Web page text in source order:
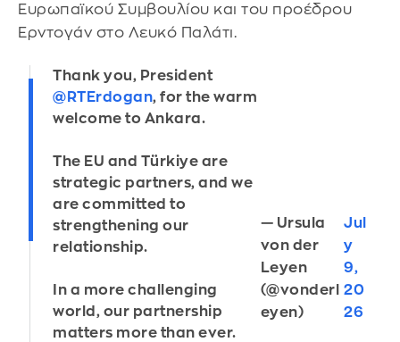
Ευρωπαϊκού Συμβουλίου και του προέδρου
Ερντογάν στο Λευκό Παλάτι.
Thank you, President
@RTErdogan, for the warm
welcome to Ankara.
The EU and Türkiye are
strategic partners, and we
are committed to
strengthening our
relationship.
In a more challenging
world, our partnership
matters more than ever.
— Ursula
von der
Leyen
(@vonderl
eyen)
Jul
y
9,
20
26